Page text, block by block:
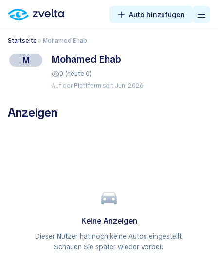
Auto hinzufügen
Startseite Mohamed Ehab
M Mohamed Ehab
0 (heute 0)
Auf der Plattform seit Juni 2026
Anzeigen
Keine Anzeigen
Dieser Nutzer hat noch keine Autos eingestellt.
Schauen Sie später wieder vorbei!